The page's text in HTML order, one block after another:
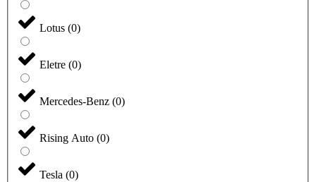
Lotus (0)
Eletre (0)
Mercedes-Benz (0)
Rising Auto (0)
Tesla (0)